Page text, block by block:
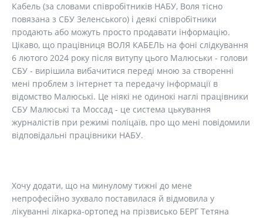
Кабель (за словами співробітників НАБУ, Воля тісно
повязана з СБУ Зеленського) і деякі співробітники
продають або можуть просто продавати інформацію.
Цікаво, що працівниця ВОЛЯ КАБЕЛЬ на фоні слідкування
6 лютого 2024 року після витупу цього Малюськи - голови
СБУ - вирішила вибачитися переді мною за створенні
мені проблем з інтернет та передачу інформації в
відомство Малюські. Це ніякі не одинокі наглі працівники
СБУ Малюські та Моссад - це система цькування
журналістів при режимі поліцаїв, про що мені повідомили
відповідальні працівники НАБУ.
Хочу додати, що на минулому тижні до мене
непрофесійно зухвало поставилася й відмовила у
лікуванні лікарка-ортопед на прізвисько БЕРГ Тетяна